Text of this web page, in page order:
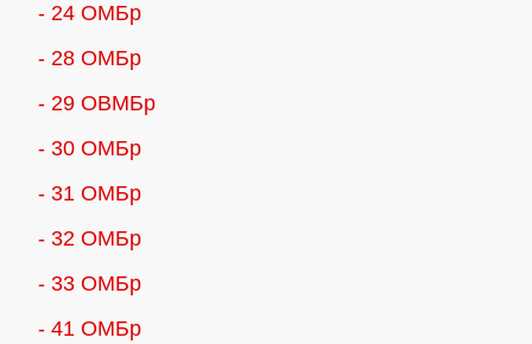
- 24 ОМБр
- 28 ОМБр
- 29 ОВМБр
- 30 ОМБр
- 31 ОМБр
- 32 ОМБр
- 33 ОМБр
- 41 ОМБр